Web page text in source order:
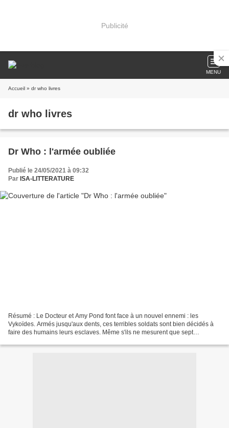
Publicité
MENU
Accueil » dr who livres
dr who livres
Dr Who : l'armée oubliée
Publié le 24/05/2021 à 09:32
Par ISA-LITTERATURE
Résumé : Le Docteur et Amy Pond font face à un nouvel ennemi : les
Vykoïdes. Armés jusqu'aux dents, ces terribles soldats sont bien décidés à
faire des humains leurs esclaves. Même s'ils ne mesurent que sept